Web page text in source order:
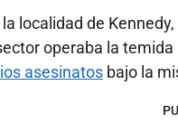
localidad de
operaba la temida
asesinatos bajo la